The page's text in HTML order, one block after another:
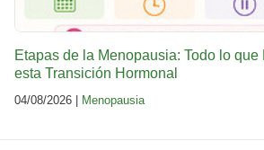
Etapas de la Menopausia: Todo lo
esta Transición Hormonal
04/08/2026 | Menopausia